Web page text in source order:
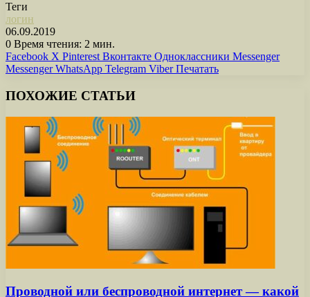
Теги
логин
06.09.2019
0 Время чтения: 2 мин.
Facebook X Pinterest Вконтакте Одноклассники Messenger
Messenger WhatsApp Telegram Viber Печатать
ПОХОЖИЕ СТАТЬИ
Проводной или беспроводной интернет — какой